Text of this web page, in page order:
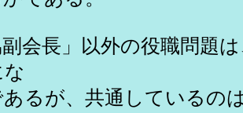
副会長」以外の役職問題
るが、共通しているの